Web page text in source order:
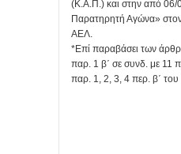
(Κ.Α.Π.) και στην από
Παρατηρητή Αγώνα»
ΑΕΛ.
*Επί παραβάσει των
παρ. 1 β΄ σε συνδ. με 11
παρ. 1, 2, 3, 4 περ. β΄